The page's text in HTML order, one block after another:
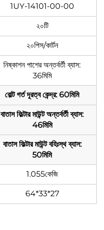
1UY-14101-00-00
২০টি
২০পিস/কার্টন
নিষ্কাশন পাশের অন্তর্বর্তী ব্যাস:
36মিমি
বোল্ট গর্ত দূরত্ব কেন্দ্র: 60মিমি
বাতাস ফিল্টার মাউন্ট অন্তর্বর্তী ব্যাস:
46মিমি
বাতাস ফিল্টার মাউন্ট বহিঃস্থ ব্যাস:
50মিমি
1.055কেজি
64*33*27